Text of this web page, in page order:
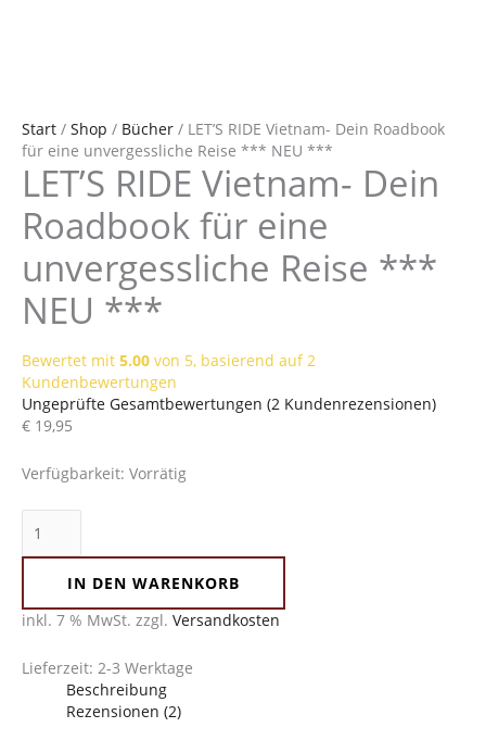
Start / Shop / Bücher / LET’S RIDE Vietnam- Dein Roadbook
für eine unvergessliche Reise *** NEU ***
LET’S RIDE Vietnam- Dein
Roadbook für eine
unvergessliche Reise ***
NEU ***
Bewertet mit 5.00 von 5, basierend auf 2
Kundenbewertungen
Ungeprüfte Gesamtbewertungen (2 Kundenrezensionen)
€ 19,95
Verfügbarkeit: Vorrätig
IN DEN WARENKORB
inkl. 7 % MwSt. zzgl. Versandkosten
Lieferzeit: 2-3 Werktage
Beschreibung
Rezensionen (2)